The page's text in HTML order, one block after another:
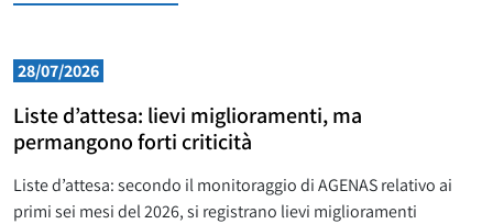
28/07/2026
Liste d’attesa: lievi miglioramenti, ma
permangono forti criticità
Liste d’attesa: secondo il monitoraggio di AGENAS relativo ai
primi sei mesi del 2026, si registrano lievi miglioramenti